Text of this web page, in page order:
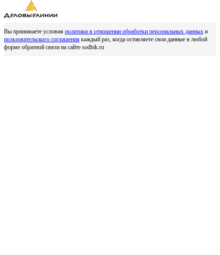
Вы принимаете условия политики в отношении обработки персональных данных и
пользовательского соглашения каждый раз, когда оставляете свои данные в любой
форме обратной связи на сайте sodbik.ru